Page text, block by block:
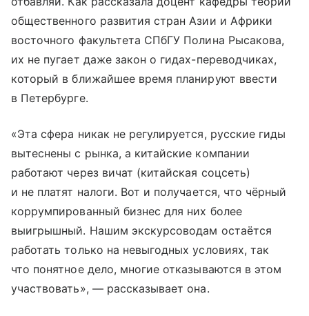
общественного развития стран Азии и Африки
восточного факультета СПбГУ Полина Рысакова,
их не пугает даже закон о гидах-переводчиках,
который в ближайшее время планируют ввести
в Петербурге.
«Эта сфера никак не регулируется, русские гиды
вытеснены с рынка, а китайские компании
работают через вичат (китайская соцсеть)
и не платят налоги. Вот и получается, что чёрный
коррумпированный бизнес для них более
выигрышный. Нашим экскурсоводам остаётся
работать только на невыгодных условиях, так
что понятное дело, многие отказываются в этом
участвовать», — рассказывает она.